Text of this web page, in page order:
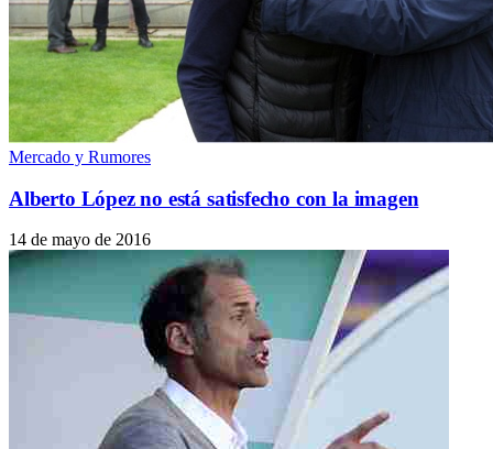
Mercado y Rumores
Alberto López no está satisfecho con la imagen
14 de mayo de 2016